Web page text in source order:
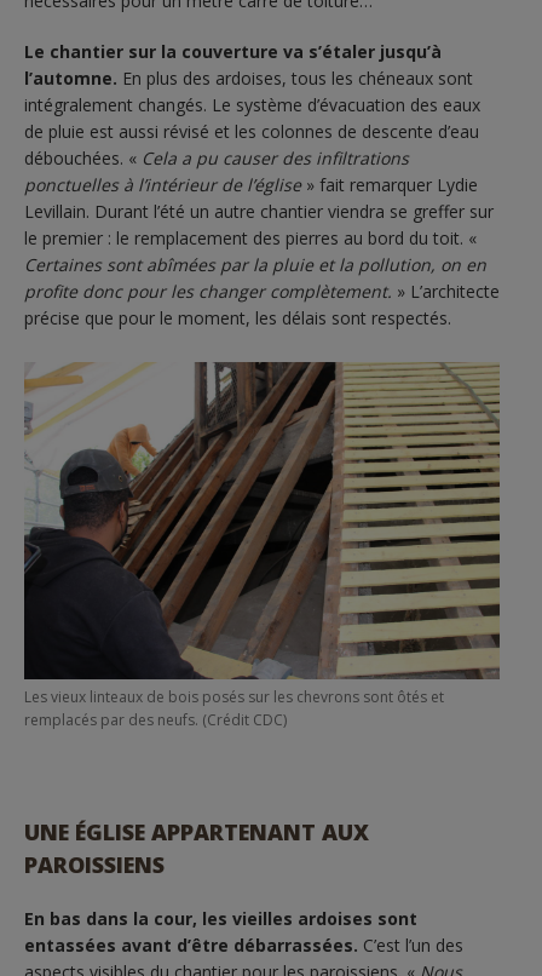
Le chantier sur la couverture va s’étaler jusqu’à
l’automne. En plus des ardoises, tous les chéneaux sont
intégralement changés. Le système d’évacuation des eaux
de pluie est aussi révisé et les colonnes de descente d’eau
débouchées. « Cela a pu causer des infiltrations
ponctuelles à l’intérieur de l’église » fait remarquer Lydie
Levillain. Durant l’été un autre chantier viendra se greffer sur
le premier : le remplacement des pierres au bord du toit. «
Certaines sont abîmées par la pluie et la pollution, on en
profite donc pour les changer complètement. » L’architecte
précise que pour le moment, les délais sont respectés.
Les vieux linteaux de bois posés sur les chevrons sont ôtés et
remplacés par des neufs. (Crédit CDC)
UNE ÉGLISE APPARTENANT AUX
PAROISSIENS
En bas dans la cour, les vieilles ardoises sont
entassées avant d’être débarrassées. C’est l’un des